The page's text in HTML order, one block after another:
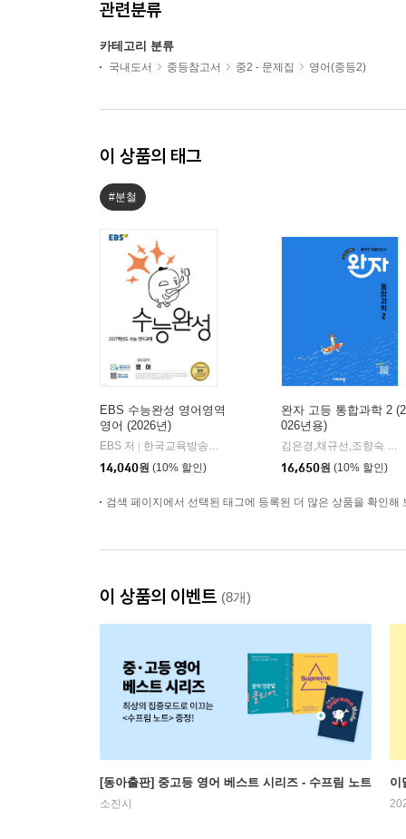
관련분류
카테고리 분류
국내도서 중등참고서 중2 - 문제집 영어(중등2)
이 상품의 태그
#분철
EBS 수능완성 영어영역
영어 (2026년)
EBS 저
한국교육방송공사
14,040원 (10% 할인)
완자 고등 통합과학 2 (2
026년용)
김은경,채규선,조향숙 등저
16,650원 (10% 할인)
검색 페이지에서 선택된 태그에 등록된 더 많은 상품을 확인해
이 상품의 이벤트 (8개)
[동아출판] 중고등 영어 베스트 시리즈 - 수프림 노트
소진시
이